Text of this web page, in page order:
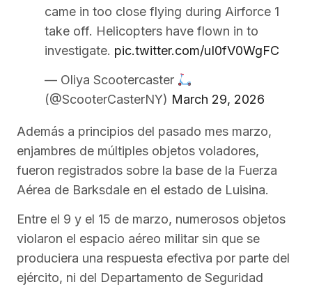
came in too close flying during Airforce 1
take off. Helicopters have flown in to
investigate. pic.twitter.com/uI0fV0WgFC
— Oliya Scootercaster
(@ScooterCasterNY) March 29, 2026
Además a principios del pasado mes marzo,
enjambres de múltiples objetos voladores,
fueron registrados sobre la base de la Fuerza
Aérea de Barksdale en el estado de Luisina.
Entre el 9 y el 15 de marzo, numerosos objetos
violaron el espacio aéreo militar sin que se
produciera una respuesta efectiva por parte del
ejército, ni del Departamento de Seguridad